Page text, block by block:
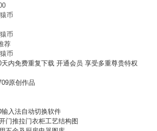
猿币
猿币
荐
猿币
天内免费重复下载 开通会员 享受多重尊贵特权
原创作品
入法自动切换软件
门推拉门衣柜工艺结构图